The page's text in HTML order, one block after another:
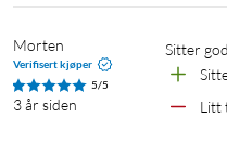
Morten
Verifisert kjøper
5/5
3 år siden
Litt